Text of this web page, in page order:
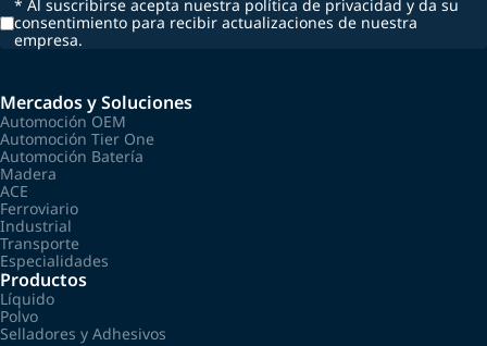
* Al suscribirse acepta nuestra política de privacidad y da su
consentimiento para recibir actualizaciones de nuestra
empresa.
Mercados y Soluciones
Automoción OEM
Automoción Tier One
Automoción Batería
Madera
ACE
Ferroviario
Industrial
Transporte
Especialidades
Productos
Líquido
Polvo
Selladores y Adhesivos